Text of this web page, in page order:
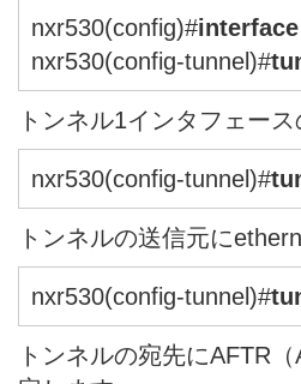
nxr530(config)#
nxr530(config-tunnel)#
トンネル1インタフェー
nxr530(config-tunnel)#
トンネルの送信元に
nxr530(config-tunnel)#
トンネルの宛先にAFTR